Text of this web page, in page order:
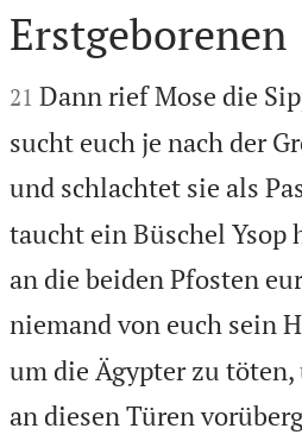

Erstgeborenen

21 Dann rief Mose die
sucht euch je nach der
und schlachtet sie als
taucht ein Büschel Ysop
an die beiden Pfosten
niemand von euch sein
um die Ägypter zu
an diesen Türen